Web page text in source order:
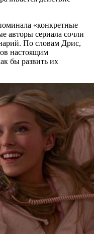
«конкретные
авторы сериала сочли
По словам Дрис,
настоящим
бы развить их